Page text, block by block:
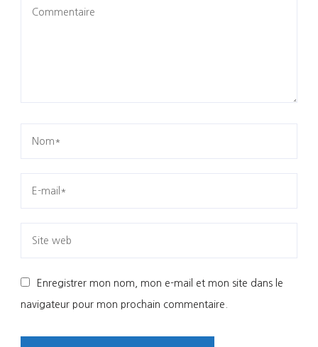
Enregistrer mon nom, mon e-mail et mon site dans le
navigateur pour mon prochain commentaire.